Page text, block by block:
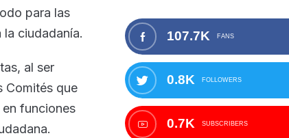
para las
ciudadanía.
al ser
Comités que
funciones
107.7K FANS
0.8K FOLLOWERS
0.7K SUBSCRIBERS